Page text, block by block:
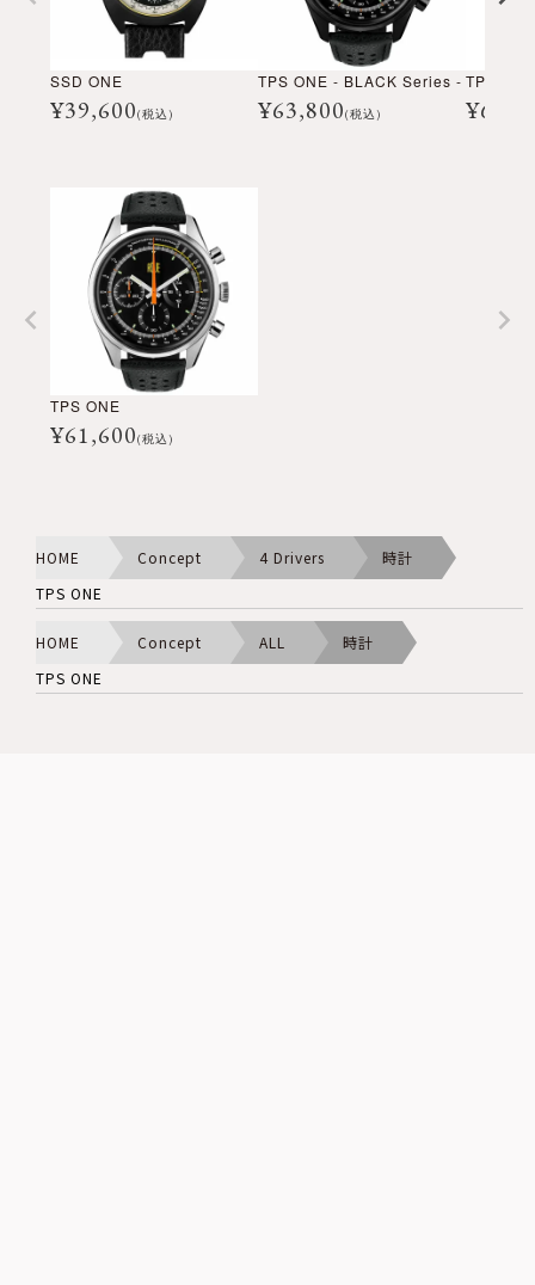
SSD ONE
¥39,600(税込)
TPS ONE - BLACK Series -
¥63,800(税込)
TPS
¥
TPS ONE
¥61,600(税込)
HOME Concept 4 Drivers
時計
TPS ONE
HOME Concept ALL
時計
TPS ONE